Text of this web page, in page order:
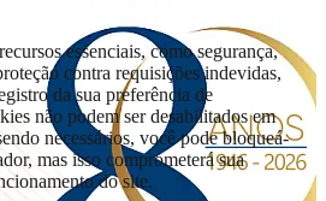
essenciais, como segurança,
contra requisições indevidas,
da sua preferência de
não podem ser desabilitados em
necessários, você pode bloqueá-
mas isso comprometerá sua
do site.